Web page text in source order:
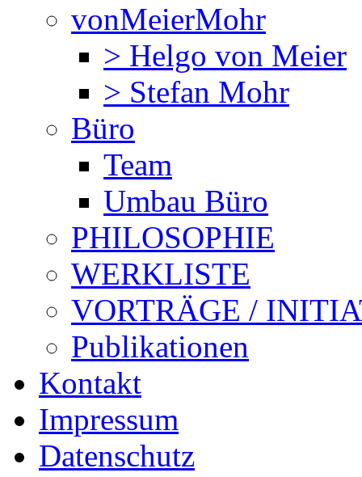
vonMeierMohr
> Helgo von Meier
> Stefan Mohr
Büro
Team
Umbau Büro
PHILOSOPHIE
WERKLISTE
VORTRÄGE /
Publikationen
Kontakt
Impressum
Datenschutz